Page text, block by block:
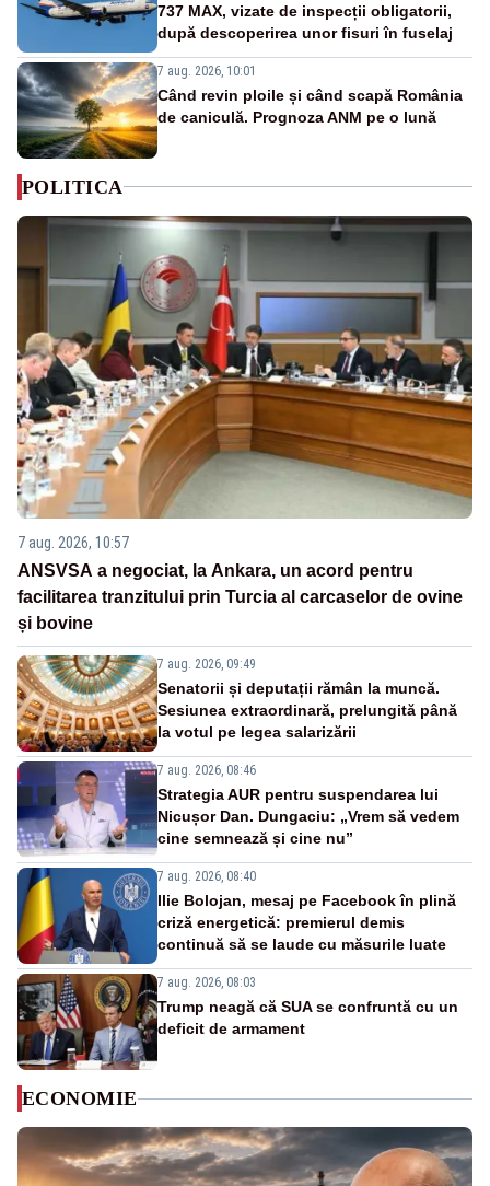
737 MAX, vizate de inspecții obligatorii,
după descoperirea unor fisuri în fuselaj
7 aug. 2026, 10:01
Când revin ploile și când scapă România
de caniculă. Prognoza ANM pe o lună
POLITICA
7 aug. 2026, 10:57
ANSVSA a negociat, la Ankara, un acord pentru
facilitarea tranzitului prin Turcia al carcaselor de ovine
și bovine
7 aug. 2026, 09:49
Senatorii și deputații rămân la muncă.
Sesiunea extraordinară, prelungită până
la votul pe legea salarizării
7 aug. 2026, 08:46
Strategia AUR pentru suspendarea lui
Nicușor Dan. Dungaciu: „Vrem să vedem
cine semnează și cine nu”
7 aug. 2026, 08:40
Ilie Bolojan, mesaj pe Facebook în plină
criză energetică: premierul demis
continuă să se laude cu măsurile luate
7 aug. 2026, 08:03
Trump neagă că SUA se confruntă cu un
deficit de armament
ECONOMIE